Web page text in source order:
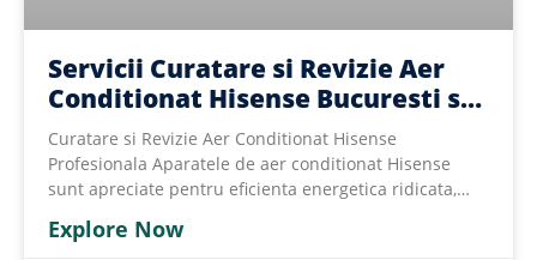
Servicii Curatare si Revizie Aer
Conditionat Hisense Bucuresti si
Ilfov | Sector 1-6
Curatare si Revizie Aer Conditionat Hisense
Profesionala Aparatele de aer conditionat Hisense
sunt apreciate pentru eficienta energetica ridicata,
Explore Now